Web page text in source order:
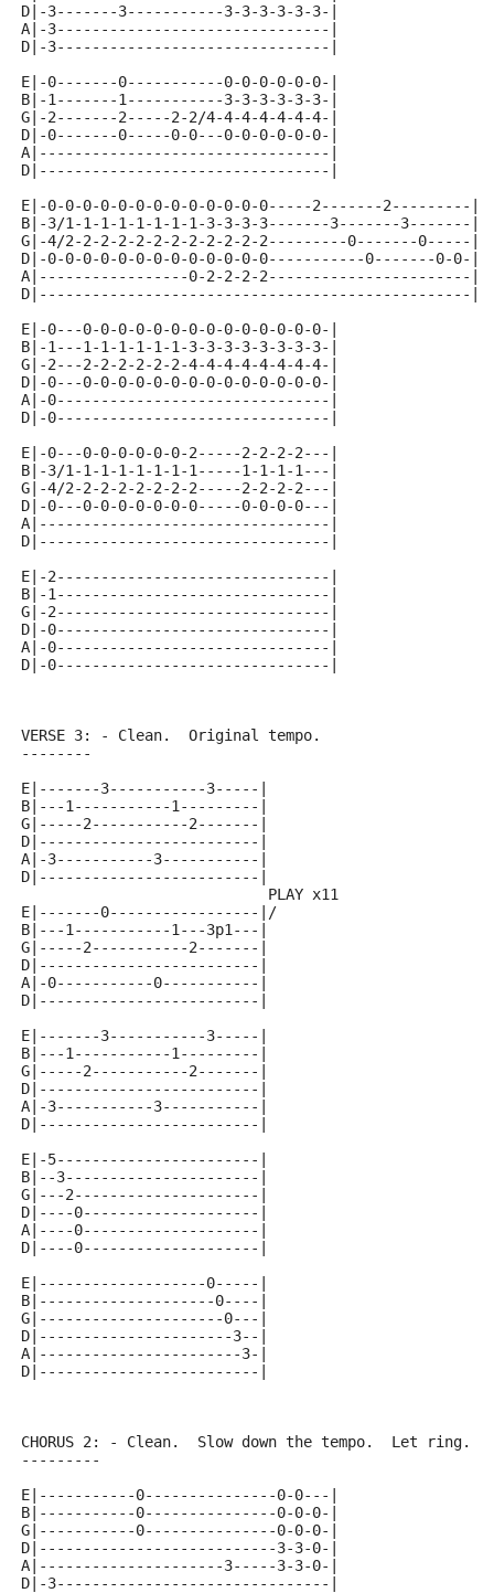
D|-3-------3-----------3-3-3-3-3-3-|
A|-3-------------------------------|
D|-3-------------------------------|
E|-0-------0-----------0-0-0-0-0-0-|
B|-1-------1-----------3-3-3-3-3-3-|
G|-2-------2-----2-2/4-4-4-4-4-4-4-|
D|-0-------0-----0-0---0-0-0-0-0-0-|
A|---------------------------------|
D|---------------------------------|
E|-0-0-0-0-0-0-0-0-0-0-0-0-0-----2-------2---------|
B|-3/1-1-1-1-1-1-1-1-3-3-3-3-------3-------3-------|
G|-4/2-2-2-2-2-2-2-2-2-2-2-2---------0-------0-----|
D|-0-0-0-0-0-0-0-0-0-0-0-0-0-----------0-------0-0-|
A|-----------------0-2-2-2-2-----------------------|
D|-------------------------------------------------|
E|-0---0-0-0-0-0-0-0-0-0-0-0-0-0-0-|
B|-1---1-1-1-1-1-1-3-3-3-3-3-3-3-3-|
G|-2---2-2-2-2-2-2-4-4-4-4-4-4-4-4-|
D|-0---0-0-0-0-0-0-0-0-0-0-0-0-0-0-|
A|-0-------------------------------|
D|-0-------------------------------|
E|-0---0-0-0-0-0-0-2-----2-2-2-2---|
B|-3/1-1-1-1-1-1-1-1-----1-1-1-1---|
G|-4/2-2-2-2-2-2-2-2-----2-2-2-2---|
D|-0---0-0-0-0-0-0-0-----0-0-0-0---|
A|---------------------------------|
D|---------------------------------|
E|-2-------------------------------|
B|-1-------------------------------|
G|-2-------------------------------|
D|-0-------------------------------|
A|-0-------------------------------|
D|-0-------------------------------|
VERSE 3: - Clean.  Original tempo.
--------
E|-------3-----------3-----|
B|---1-----------1---------|
G|-----2-----------2-------|
D|-------------------------|
A|-3-----------3-----------|
D|-------------------------|
                            PLAY x11
E|-------0-----------------|/
B|---1-----------1---3p1---|
G|-----2-----------2-------|
D|-------------------------|
A|-0-----------0-----------|
D|-------------------------|
E|-------3-----------3-----|
B|---1-----------1---------|
G|-----2-----------2-------|
D|-------------------------|
A|-3-----------3-----------|
D|-------------------------|
E|-5-----------------------|
B|--3----------------------|
G|---2---------------------|
D|----0--------------------|
A|----0--------------------|
D|----0--------------------|
E|-------------------0-----|
B|--------------------0----|
G|---------------------0---|
D|----------------------3--|
A|-----------------------3-|
D|-------------------------|
CHORUS 2: - Clean.  Slow down the tempo.  Let ring.
---------
E|-----------0---------------0-0---|
B|-----------0---------------0-0-0-|
G|-----------0---------------0-0-0-|
D|---------------------------3-3-0-|
A|---------------------3-----3-3-0-|
D|-3-------------------------------|